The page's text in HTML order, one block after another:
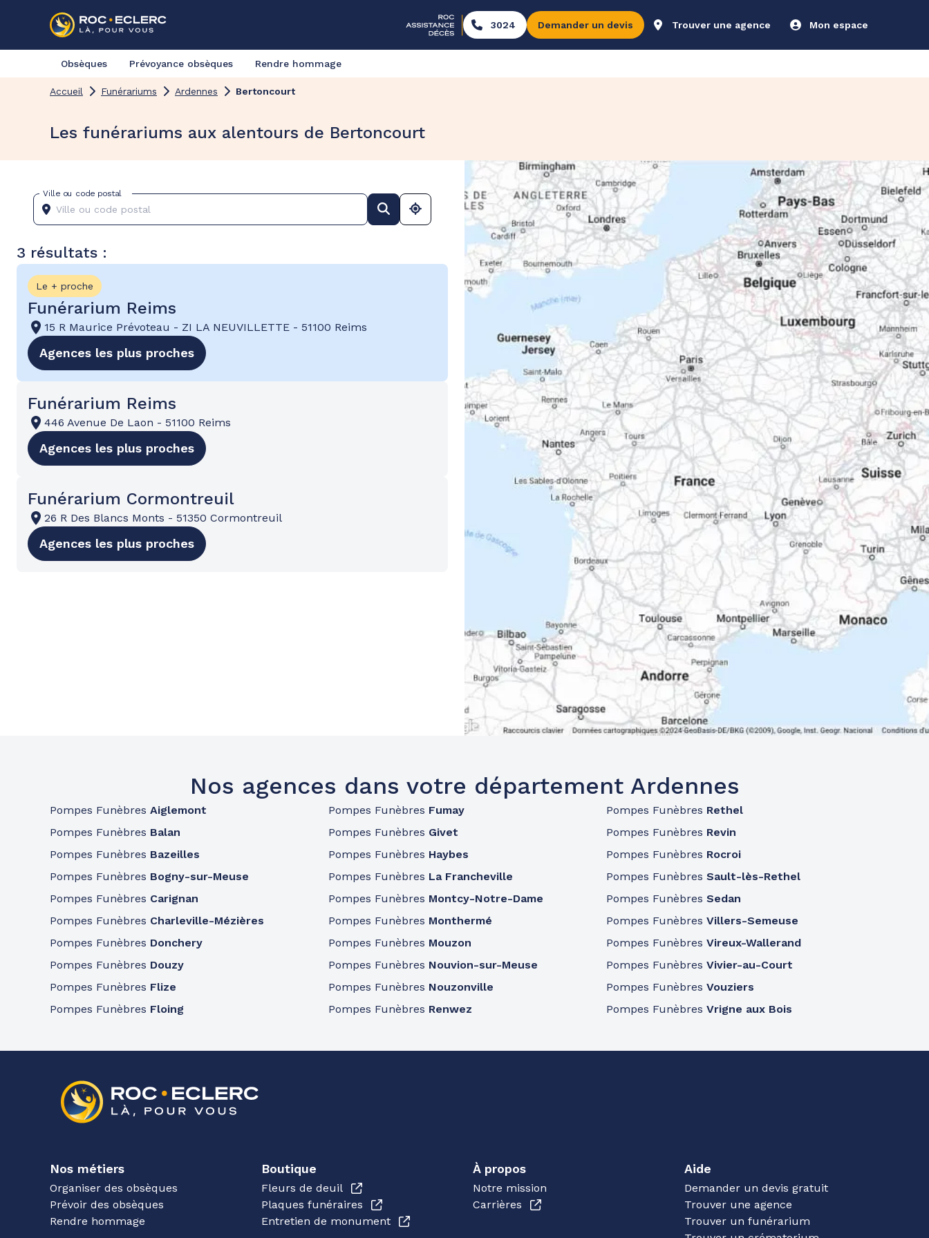
3024 Demander un devis Trouver une agence Mon espace
Obsèques Prévoyance obsèques Rendre hommage
Accueil Funérariums Ardennes Bertoncourt
Les funérariums aux alentours de Bertoncourt
Ville ou code postal
3 résultats :
Le + proche
Funérarium Reims
15 R Maurice Prévoteau - ZI LA NEUVILLETTE - 51100 Reims
Agences les plus proches
Funérarium Reims
446 Avenue De Laon - 51100 Reims
Agences les plus proches
Funérarium Cormontreuil
26 R Des Blancs Monts - 51350 Cormontreuil
Agences les plus proches
Nos agences dans votre département Ardennes
Pompes Funèbres Aiglemont
Pompes Funèbres Balan
Pompes Funèbres Bazeilles
Pompes Funèbres Bogny-sur-Meuse
Pompes Funèbres Carignan
Pompes Funèbres Charleville-Mézières
Pompes Funèbres Donchery
Pompes Funèbres Douzy
Pompes Funèbres Flize
Pompes Funèbres Floing
Pompes Funèbres Fumay
Pompes Funèbres Givet
Pompes Funèbres Haybes
Pompes Funèbres La Francheville
Pompes Funèbres Montcy-Notre-Dame
Pompes Funèbres Monthermé
Pompes Funèbres Mouzon
Pompes Funèbres Nouvion-sur-Meuse
Pompes Funèbres Nouzonville
Pompes Funèbres Renwez
Pompes Funèbres Rethel
Pompes Funèbres Revin
Pompes Funèbres Rocroi
Pompes FunèbresSault-lès-Rethel
Pompes FunèbresSedan
Pompes FunèbresVillers-Semeuse
Pompes FunèbresVireux-Wallerand
Pompes FunèbresVivier-au-Court
Pompes FunèbresVouziers
Pompes FunèbresVrigne aux Bois
Nos métiers
Organiser des obsèques
Prévoir des obsèques
Rendre hommage
Boutique
Fleurs de deuil
Plaques funéraires
Entretien de monument
À propos
Notre mission
Carrières
Aide
Demander un devis gratuit
Trouver une agence
Trouver un funérarium